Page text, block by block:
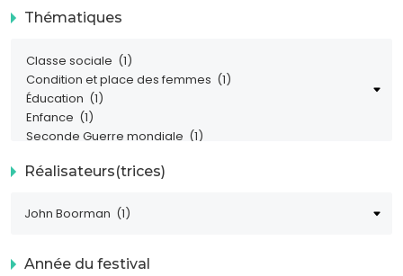
Thématiques
Réalisateurs(trices)
Année du festival